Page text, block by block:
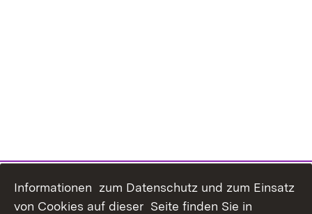
Informationen zum Datenschutz und zum Einsatz
von Cookies auf dieser Seite finden Sie in